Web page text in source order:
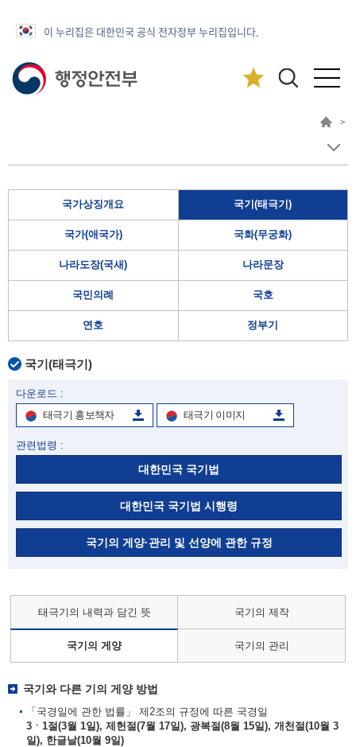
이 누리집은 대한민국 공식 전자정부 누리집입니다.
>
국가상징개요 국기(태극기)
국가(애국가) 국화(무궁화)
나라도장(국새) 나라문장
국민의례 국호
연호 정부기
국기(태극기)
다운로드 :
태극기 홍보책자
태극기 이미지
관련법령 :
대한민국 국기법
대한민국 국기법 시행령
국기의 게양·관리 및 선양에 관한 규정
태극기의 내력과 담긴 뜻 국기의 제작
국기의 게양 국기의 관리
국기와 다른 기의 게양 방법
「국경일에 관한 법률」 제2조의 규정에 따른 국경일
3ㆍ1절(3월 1일), 제헌절(7월 17일), 광복절(8월 15일), 개천절(10월 3
일), 한글날(10월 9일)